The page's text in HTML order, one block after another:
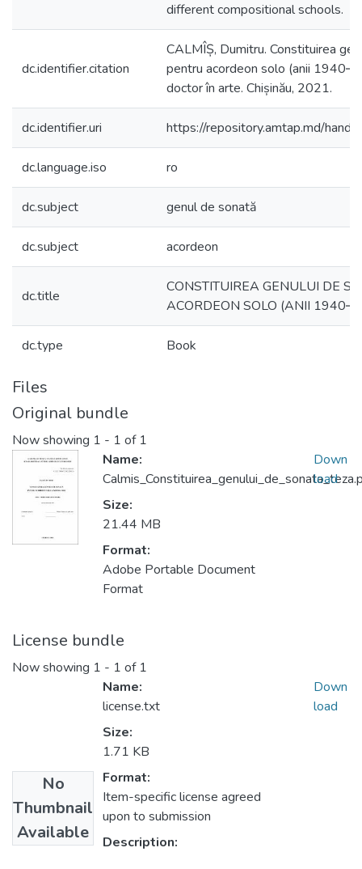
different compositional schools.
dc.identifier.citation
CALMÎȘ, Dumitru. Constituirea
pentru acordeon solo (anii
doctor în arte. Chișinău, 2021.
dc.identifier.uri https://repository.amtap.md/
dc.language.iso ro
dc.subject genul de sonată
dc.subject acordeon
dc.title
CONSTITUIREA GENULUI DE
ACORDEON SOLO (ANII
dc.type Book
Files
Original bundle
Now showing 1 - 1 of 1
Name:
Size:
21.44 MB
Format:
Adobe Portable Document
Format
Down
load
License bundle
Now showing 1 - 1 of 1
No
Thumbnail
Available
Name:
license.txt
Size:
1.71 KB
Format:
Item-specific license agreed
upon to submission
Description:
Down
load